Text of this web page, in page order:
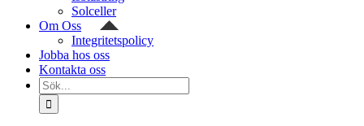
Solceller
Om Oss
Integritetspolicy
Jobba hos oss
Kontakta oss
Sök
efter: